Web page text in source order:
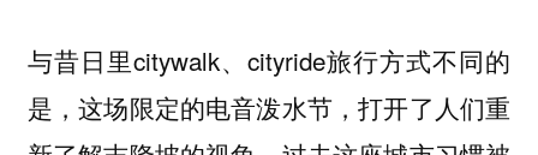
与昔日里citywalk、cityride旅行方式不同的
是，这场限定的电音泼水节，打开了人们重